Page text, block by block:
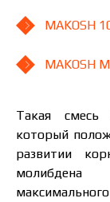
MAKOSH
MAKOSH
Такая смесь
который
развитии